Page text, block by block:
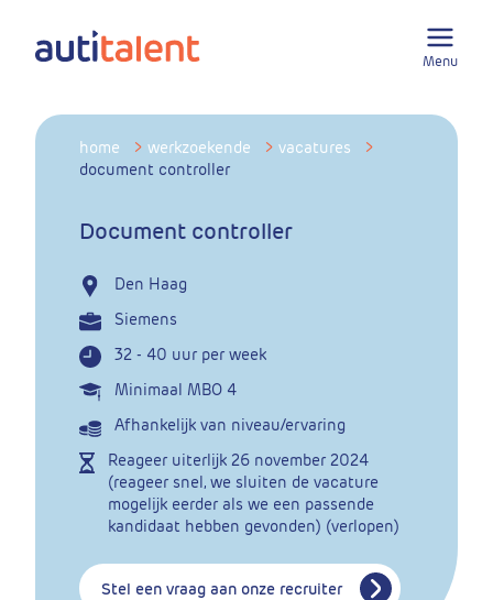
Menu
home > werkzoekende > vacatures
>
document controller
Document controller
Den Haag
Siemens
32 - 40 uur per week
Minimaal MBO 4
Afhankelijk van niveau/ervaring
Reageer uiterlijk 26 november 2024
(reageer snel, we sluiten de vacature
mogelijk eerder als we een passende
kandidaat hebben gevonden) (verlopen)
Stel een vraag aan onze recruiter